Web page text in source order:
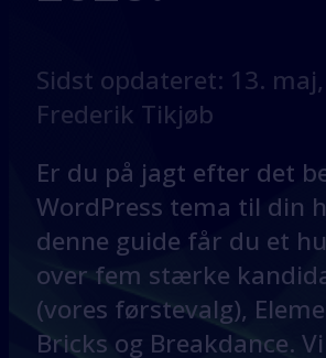
Sidst opdateret: 13.
Frederik Tikjøb
Er du på jagt efter det
WordPress tema til din
denne guide får du et
over fem stærke
(vores førstevalg),
Bricks og Breakdance.